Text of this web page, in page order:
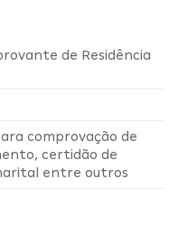
de Residência
comprovação de
certidão de
entre outros